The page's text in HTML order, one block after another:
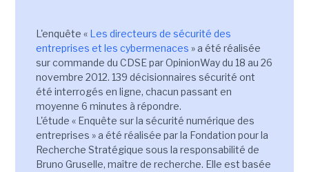
L'enquête « Les directeurs de sécurité des
entreprises et les cybermenaces » a été réalisée
sur commande du CDSE par OpinionWay du 18 au 26
novembre 2012. 139 décisionnaires sécurité ont
été interrogés en ligne, chacun passant en
moyenne 6 minutes à répondre.
L'étude « Enquête sur la sécurité numérique des
entreprises » a été réalisée par la Fondation pour la
Recherche Stratégique sous la responsabilité de
Bruno Gruselle, maître de recherche. Elle est basée